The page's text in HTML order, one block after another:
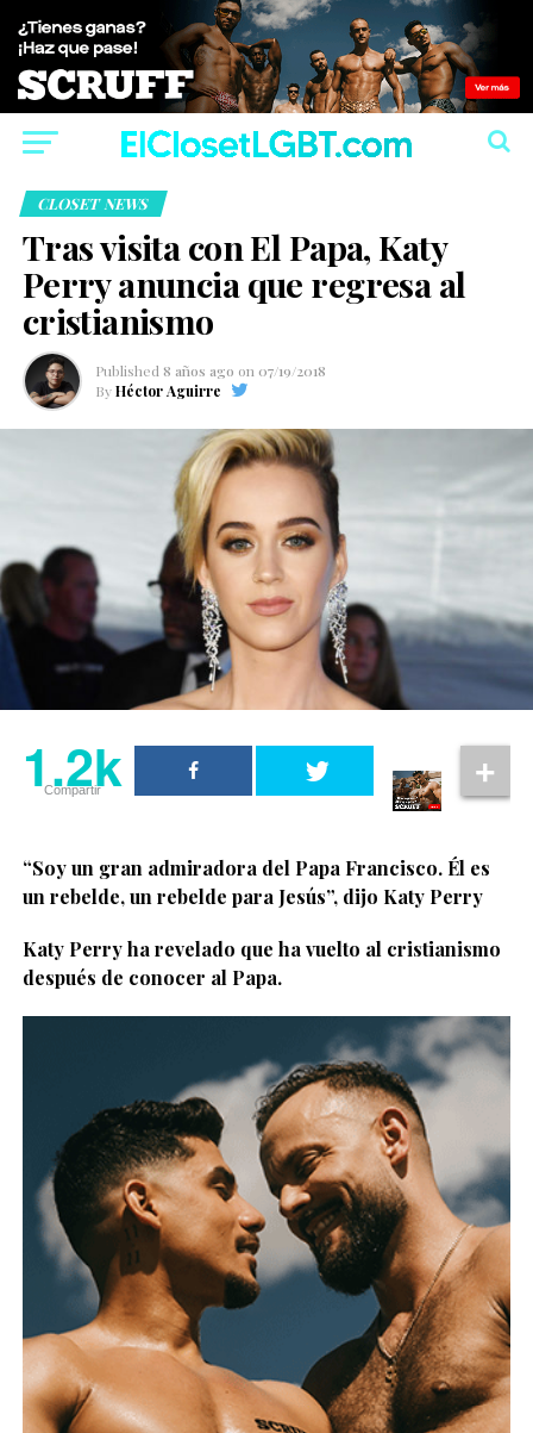
CLOSET NEWS
Tras visita con El Papa, Katy
Perry anuncia que regresa al
cristianismo
Published 8 años ago on 07/19/2018
By Héctor Aguirre
1.2k
Compartir
“Soy un gran admiradora del Papa Francisco. Él es
un rebelde, un rebelde para Jesús”, dijo Katy Perry
Katy Perry ha revelado que ha vuelto al cristianismo
después de conocer al Papa.